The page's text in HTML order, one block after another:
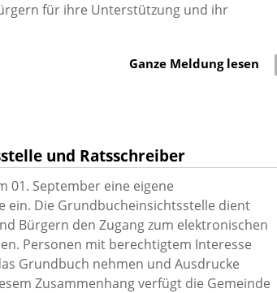
für ihre Unterstützung und ihr
Ganze Meldung lesen
und Ratsschreiber
01. September eine eigene
ein. Die Grundbucheinsichtsstelle dient
Bürgern den Zugang zum elektronischen
Personen mit berechtigtem Interesse
Grundbuch nehmen und Ausdrucke
Zusammenhang verfügt die Gemeinde